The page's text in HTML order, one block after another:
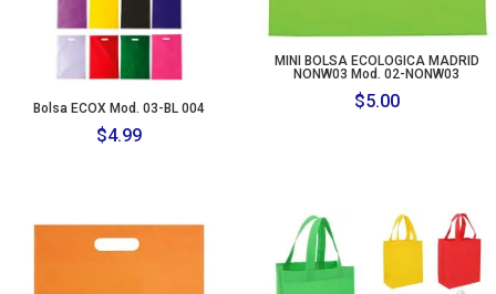
Bolsa ECOX Mod. 03-BL 004
$4.99
MINI BOLSA ECOLOGICA MADRID
NONW03 Mod. 02-NONW03
$5.00